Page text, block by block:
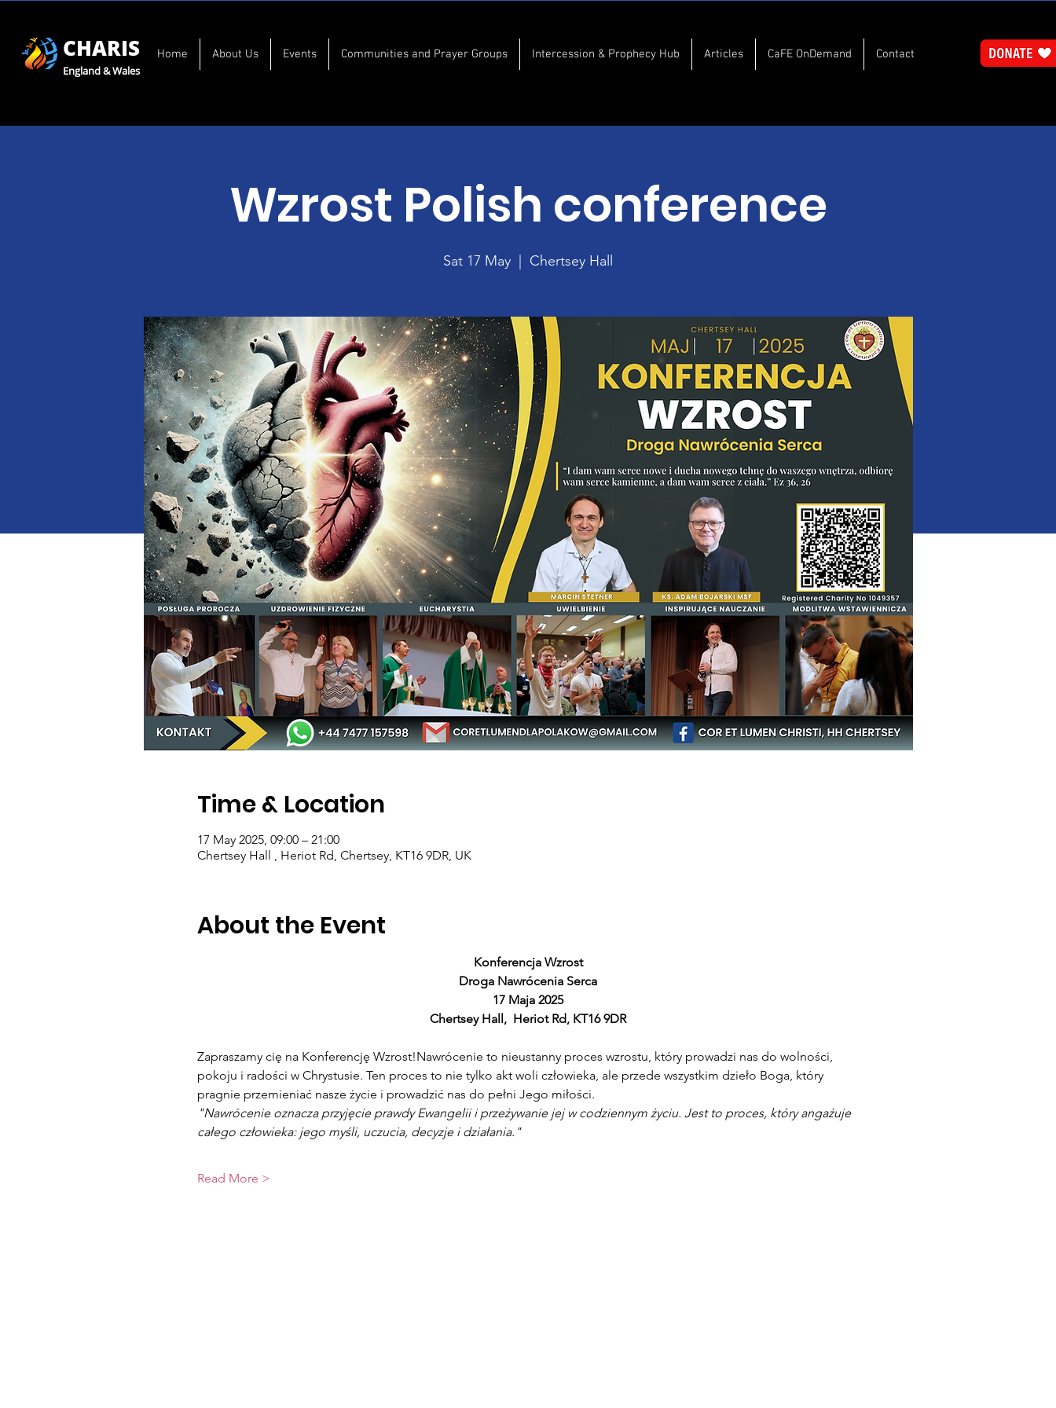
CHARIS
England & Wales
Home About Us Events Communities and Prayer Groups Intercession & Prophecy Hub Articles CaFE OnDemand Contact
Wzrost Polish conference
Sat 17 May Chertsey Hall
Time & Location
17 May 2025, 09:00 – 21:00
Chertsey Hall , Heriot Rd, Chertsey, KT16 9DR, UK
About the Event
Konferencja Wzrost
Droga Nawrócenia Serca
17 Maja 2025
Chertsey Hall,  Heriot Rd, KT16 9DR
Zapraszamy cię na Konferencję Wzrost!Nawrócenie to nieustanny proces wzrostu, który prowadzi nas do wolności,
pokoju i radości w Chrystusie. Ten proces to nie tylko akt woli człowieka, ale przede wszystkim dzieło Boga, który
pragnie przemieniać nasze życie i prowadzić nas do pełni Jego miłości.
"Nawrócenie oznacza przyjęcie prawdy Ewangelii i przeżywanie jej w codziennym życiu. Jest to proces, który angażuje
całego człowieka: jego myśli, uczucia, decyzje i działania."
Read More >